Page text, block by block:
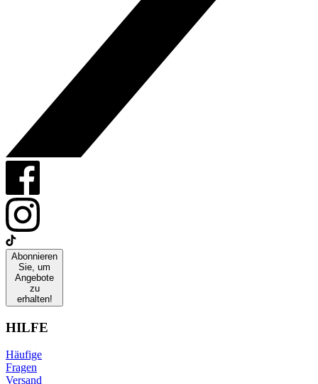
Abonnieren
Sie, um
Angebote
zu
erhalten!
HILFE
Häufige
Fragen
Versand